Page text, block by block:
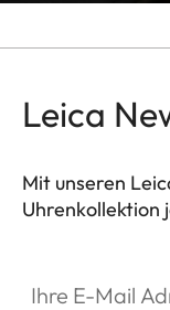
Leica
Mit unseren